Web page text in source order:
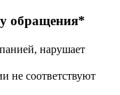
обращения*
нарушает
не соответствуют